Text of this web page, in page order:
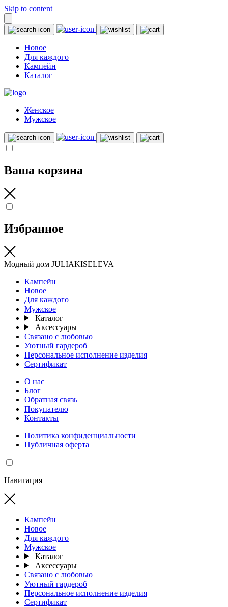
Skip to content
Новое
Для каждого
Кампейн
Каталог
Женское
Мужское
Ваша корзина
Избранное
Модный дом JULIAKISELEVA
Кампейн
Новое
Для каждого
Мужское
Каталог
Аксессуары
Связано с любовью
Уютный гардероб
Персональное исполнение изделия
Сертификат
О нас
Блог
Обратная связь
Покупателю
Контакты
Политика конфиденциальности
Публичная оферта
Навигация
Кампейн
Новое
Для каждого
Мужское
Каталог
Аксессуары
Связано с любовью
Уютный гардероб
Персональное исполнение изделия
Сертификат